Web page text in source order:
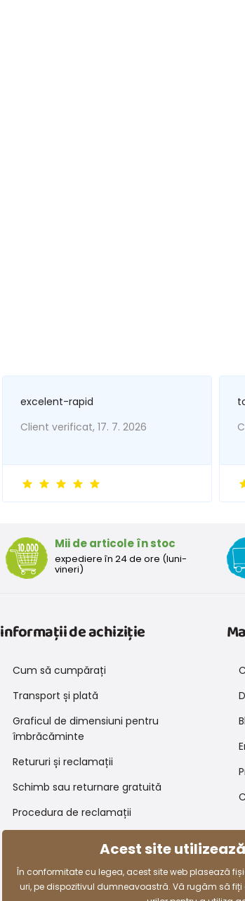
excelent-rapid
Client verificat, 17. 7. 2026
Mii de articole în stoc
expediere în 24 de ore (luni-
vineri)
informații de achiziție
Cum să cumpărați
Transport și plată
Graficul de dimensiuni pentru
îmbrăcăminte
Retururi și reclamații
Schimb sau returnare gratuită
Procedura de reclamații
Acest site
În conformitate cu legea, acest site web plasează
uri, pe dispozitivul dumneavoastră. Vă rugăm să